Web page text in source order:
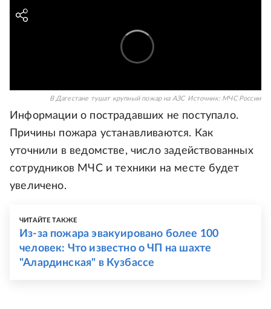
В Дагестане тушат крупный пожар на АЗС Источник: МЧС России
Информации о пострадавших не поступало.
Причины пожара устанавливаются. Как
уточнили в ведомстве, число задействованных
сотрудников МЧС и техники на месте будет
увеличено.
ЧИТАЙТЕ ТАКЖЕ
Из-за пожара эвакуировано более 100
человек: Что известно о ЧП на шахте
"Алардинская" в Кузбассе